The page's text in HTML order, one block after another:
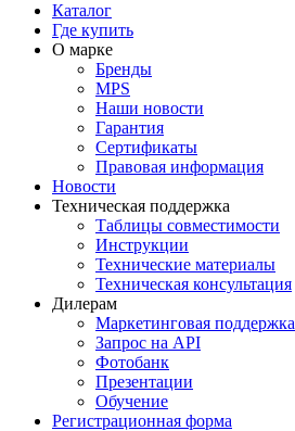
Каталог
Где купить
О марке
Бренды
MPS
Наши новости
Гарантия
Сертификаты
Правовая информация
Новости
Техническая поддержка
Таблицы совместимости
Инструкции
Технические материалы
Техническая консультация
Дилерам
Маркетинговая поддержка
Запрос на API
Фотобанк
Презентации
Обучение
Регистрационная форма